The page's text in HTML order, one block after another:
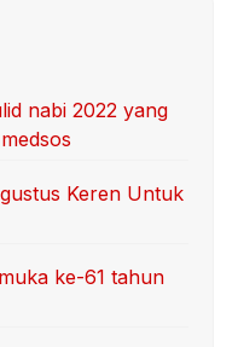
nabi 2022 yang
Keren Untuk
ke-61 tahun